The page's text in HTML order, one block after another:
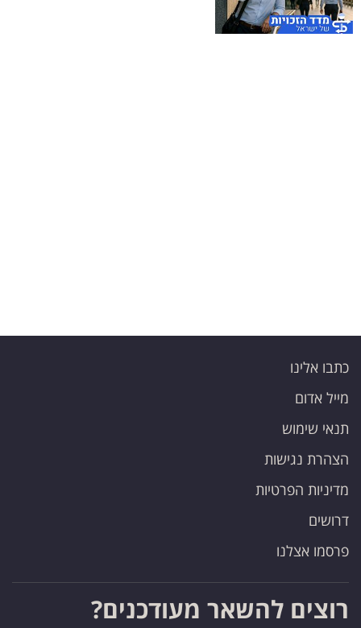
כתבו אלינו
מייל אדום
תנאי שימוש
הצהרת נגישות
מדיניות הפרטיות
דרושים
פרסמו אצלנו
רוצים להשאר מעודכנים?